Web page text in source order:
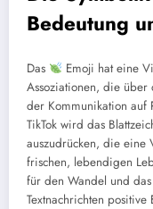
Bedeutung
Das
Emoji hat eine
Assoziationen, die über
der Kommunikation auf
TikTok wird das
auszudrücken, die eine
frischen, lebendigen
für den Wandel und
Textnachrichten